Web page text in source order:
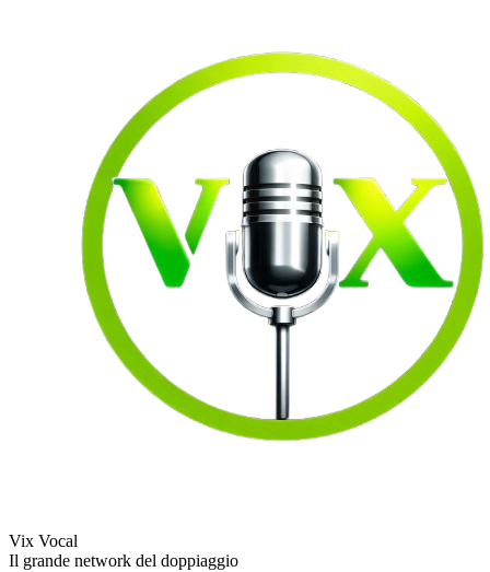
Vix Vocal
Il grande network del doppiaggio